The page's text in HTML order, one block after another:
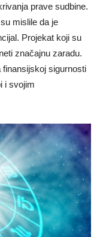
prave sudbine.
mislile da je
Projekat koji su
značajnu zaradu.
sigurnosti
i svojim